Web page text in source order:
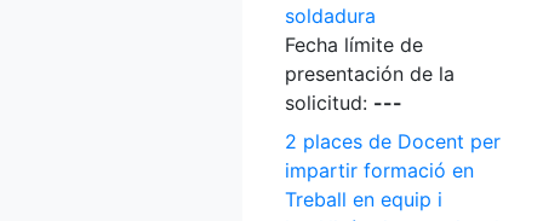
soldadura
Fecha límite de
presentación de la
solicitud: ---
2 places de Docent per
impartir formació en
Treball en equip i